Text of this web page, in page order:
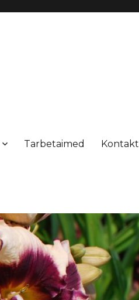
Tarbetaimed Kontakt